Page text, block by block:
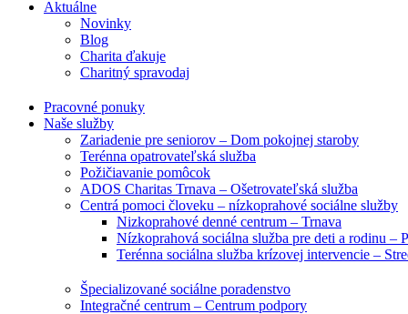
Aktuálne
Novinky
Blog
Charita ďakuje
Charitný spravodaj
Pracovné ponuky
Naše služby
Zariadenie pre seniorov – Dom pokojnej staroby
Terénna opatrovateľská služba
Požičiavanie pomôcok
ADOS Charitas Trnava – Ošetrovateľská služba
Centrá pomoci človeku – nízkoprahové sociálne služby
Nizkoprahové denné centrum – Trnava
Nízkoprahová sociálna služba pre deti a rodinu –
Terénna sociálna služba krízovej intervencie –
Špecializované sociálne poradenstvo
Integračné centrum – Centrum podpory